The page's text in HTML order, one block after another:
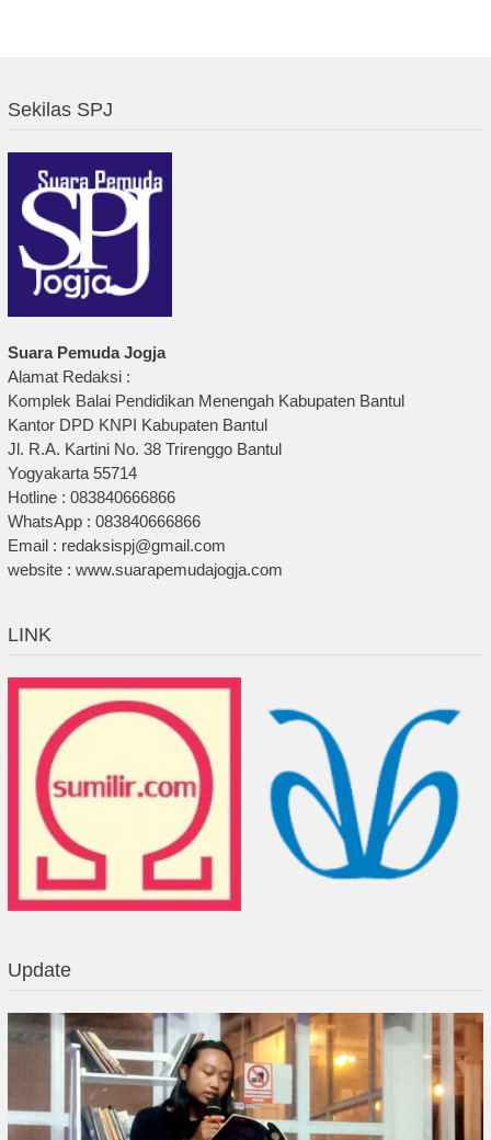
Sekilas SPJ
Suara Pemuda Jogja
Alamat Redaksi :
Komplek Balai Pendidikan Menengah Kabupaten Bantul
Kantor DPD KNPI Kabupaten Bantul
Jl. R.A. Kartini No. 38 Trirenggo Bantul
Yogyakarta 55714
Hotline : 083840666866
WhatsApp : 083840666866
Email : redaksispj@gmail.com
website : www.suarapemudajogja.com
LINK
Update